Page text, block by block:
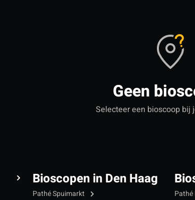
Geen
Selecteer een bioscoop bij
Bioscopen in Den Haag
Pathé Spuimarkt
Pathé